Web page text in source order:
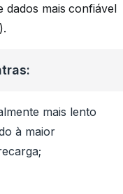
dados mais confiável
mais lento
à maior